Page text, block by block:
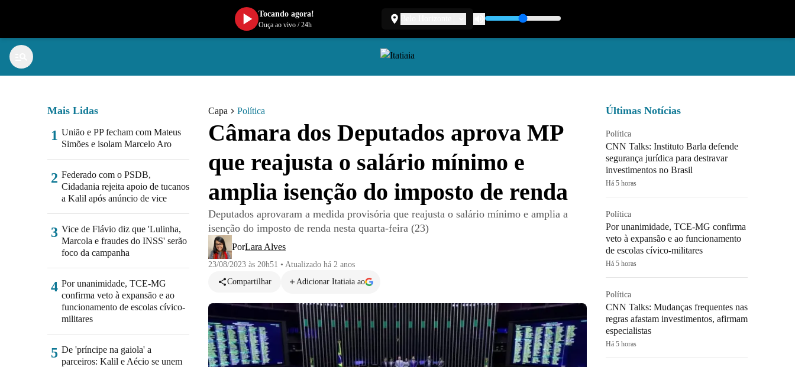
Capa Política
Câmara dos Deputados aprova MP
que reajusta o salário mínimo e
amplia isenção do imposto de renda
Deputados aprovaram a medida provisória que reajusta o salário mínimo e amplia a
isenção do imposto de renda nesta quarta-feira (23)
PorLara Alves
23/08/2023 às 20h51 • Atualizado há 2 anos
Compartilhar
Adicionar Itatiaia ao
Mais Lidas
1 União e PP fecham com Mateus
Simões e isolam Marcelo Aro
2 Federado com o PSDB,
Cidadania rejeita apoio de tucanos
a Kalil após anúncio de vice
3 Vice de Flávio diz que 'Lulinha,
Marcola e fraudes do INSS' serão
foco da campanha
4 Por unanimidade, TCE-MG
confirma veto à expansão e ao
funcionamento de escolas cívico-
militares
5 De 'príncipe na gaiola' a
parceiros: Kalil e Aécio se unem
Últimas Notícias
Política
CNN Talks: Instituto Barla defende
segurança jurídica para destravar
investimentos no Brasil
Há 5 horas
Política
Por unanimidade, TCE-MG confirma
veto à expansão e ao funcionamento
de escolas cívico-militares
Há 5 horas
Política
CNN Talks: Mudanças frequentes nas
regras afastam investimentos, afirmam
especialistas
Há 5 horas
Tocando agora!
Ouça ao vivo/24h